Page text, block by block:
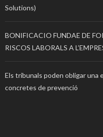
Solutions)
BONIFICACIO FUNDAE DE
RISCOS LABORALS A
Els tribunals poden obligar una
concretes de prevenció